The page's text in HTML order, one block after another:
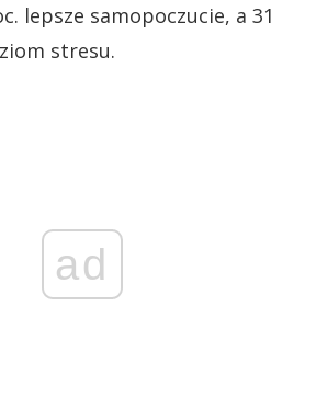
lepsze samopoczucie, a 31
stresu.
ad